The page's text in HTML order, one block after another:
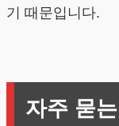
기 때문입니다.
자주 묻